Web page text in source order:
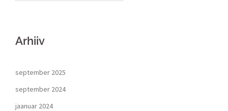
Arhiiv
september 2025
september 2024
jaanuar 2024